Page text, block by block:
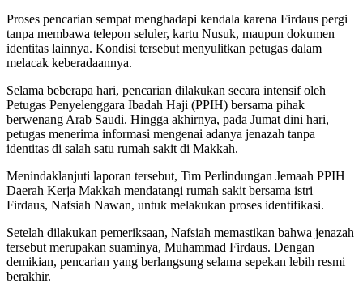
Proses pencarian sempat menghadapi kendala karena Firdaus pergi
tanpa membawa telepon seluler, kartu Nusuk, maupun dokumen
identitas lainnya. Kondisi tersebut menyulitkan petugas dalam
melacak keberadaannya.
Selama beberapa hari, pencarian dilakukan secara intensif oleh
Petugas Penyelenggara Ibadah Haji (PPIH) bersama pihak
berwenang Arab Saudi. Hingga akhirnya, pada Jumat dini hari,
petugas menerima informasi mengenai adanya jenazah tanpa
identitas di salah satu rumah sakit di Makkah.
Menindaklanjuti laporan tersebut, Tim Perlindungan Jemaah PPIH
Daerah Kerja Makkah mendatangi rumah sakit bersama istri
Firdaus, Nafsiah Nawan, untuk melakukan proses identifikasi.
Setelah dilakukan pemeriksaan, Nafsiah memastikan bahwa jenazah
tersebut merupakan suaminya, Muhammad Firdaus. Dengan
demikian, pencarian yang berlangsung selama sepekan lebih resmi
berakhir.